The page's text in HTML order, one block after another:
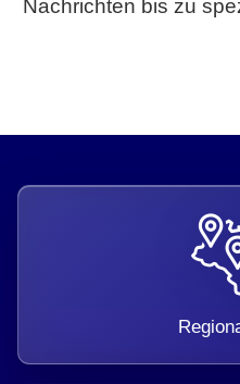
Nachrichten bis zu